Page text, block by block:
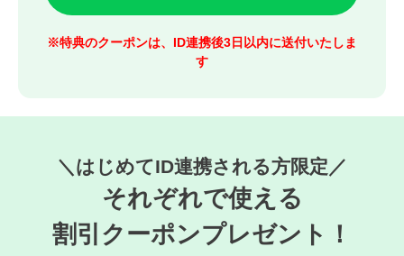
※特典のクーポンは、ID連携後3日以内に送付いたしま
す
＼はじめてID連携される方限定／
それぞれで使える
割引クーポンプレゼント！